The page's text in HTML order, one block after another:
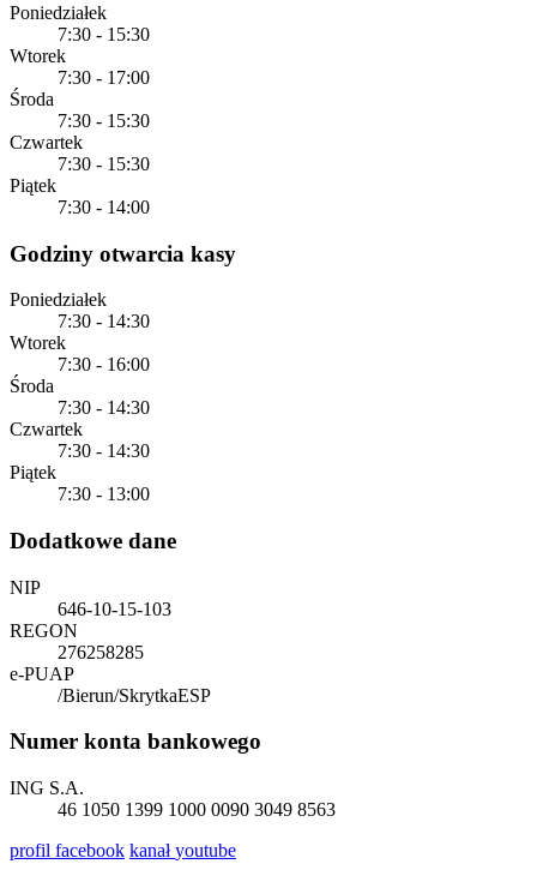
Poniedziałek
7:30 - 15:30
Wtorek
7:30 - 17:00
Środa
7:30 - 15:30
Czwartek
7:30 - 15:30
Piątek
7:30 - 14:00
Godziny otwarcia kasy
Poniedziałek
7:30 - 14:30
Wtorek
7:30 - 16:00
Środa
7:30 - 14:30
Czwartek
7:30 - 14:30
Piątek
7:30 - 13:00
Dodatkowe dane
NIP
646-10-15-103
REGON
276258285
e-PUAP
/Bierun/SkrytkaESP
Numer konta bankowego
ING S.A.
46 1050 1399 1000 0090 3049 8563
profil facebook kanałyoutube